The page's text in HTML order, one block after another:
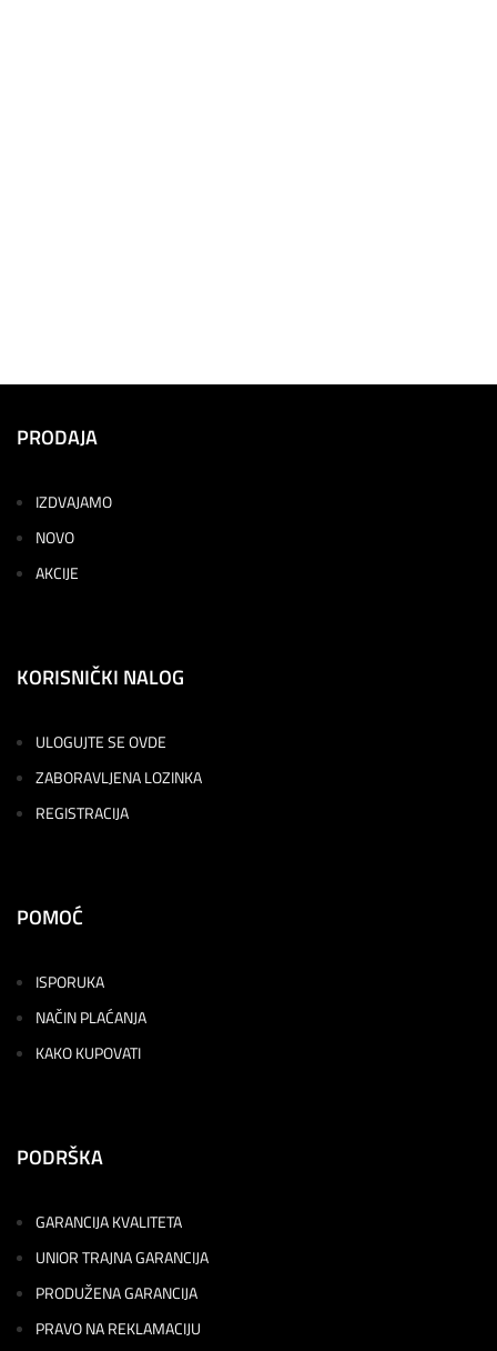
PRODAJA
IZDVAJAMO
NOVO
AKCIJE
KORISNIČKI NALOG
ULOGUJTE SE OVDE
ZABORAVLJENA LOZINKA
REGISTRACIJA
POMOĆ
ISPORUKA
NAČIN PLAĆANJA
KAKO KUPOVATI
PODRŠKA
GARANCIJA KVALITETA
UNIOR TRAJNA GARANCIJA
PRODUŽENA GARANCIJA
PRAVO NA REKLAMACIJU